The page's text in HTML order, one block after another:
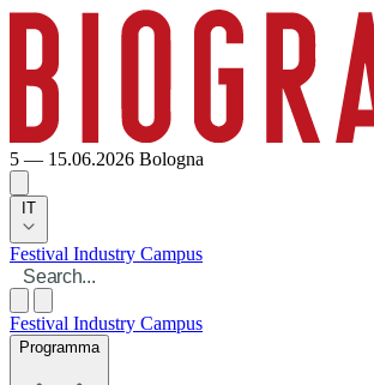
5 — 15.06.2026 Bologna
IT
Festival Industry Campus
Festival Industry Campus
Programma